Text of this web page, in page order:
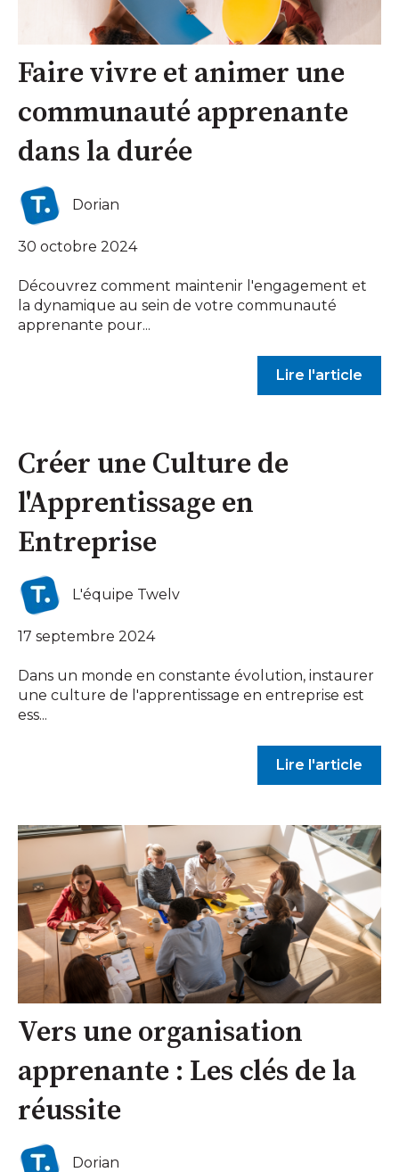
Faire vivre et animer une
communauté apprenante
dans la durée
Dorian
30 octobre 2024
Découvrez comment maintenir l'engagement et
la dynamique au sein de votre communauté
apprenante pour...
Lire l'article
Créer une Culture de
l'Apprentissage en
Entreprise
L'équipe Twelv
17 septembre 2024
Dans un monde en constante évolution, instaurer
une culture de l'apprentissage en entreprise est
ess...
Lire l'article
Vers une organisation
apprenante : Les clés de la
réussite
Dorian